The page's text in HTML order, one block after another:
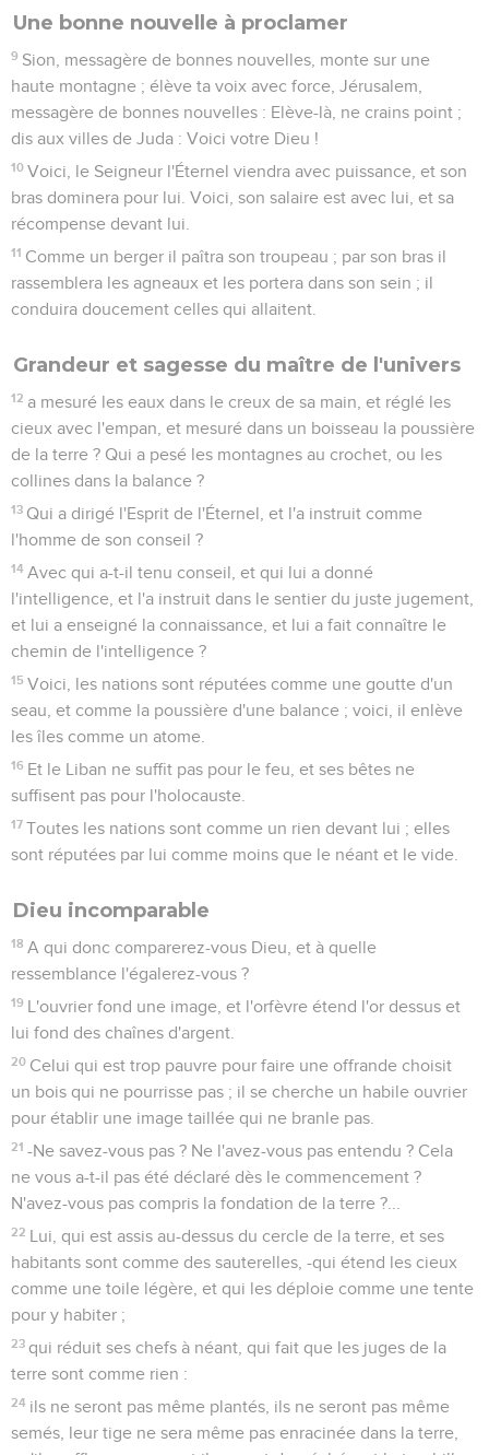
Une bonne nouvelle à proclamer
9 Sion, messagère de bonnes nouvelles, monte sur une
haute montagne ; élève ta voix avec force, Jérusalem,
messagère de bonnes nouvelles : Elève-là, ne crains point ;
dis aux villes de Juda : Voici votre Dieu !
10 Voici, le Seigneur l'Éternel viendra avec puissance, et son
bras dominera pour lui. Voici, son salaire est avec lui, et sa
récompense devant lui.
11 Comme un berger il paîtra son troupeau ; par son bras il
rassemblera les agneaux et les portera dans son sein ; il
conduira doucement celles qui allaitent.
Grandeur et sagesse du maître de l'univers
12 a mesuré les eaux dans le creux de sa main, et réglé les
cieux avec l'empan, et mesuré dans un boisseau la poussière
de la terre ? Qui a pesé les montagnes au crochet, ou les
collines dans la balance ?
13 Qui a dirigé l'Esprit de l'Éternel, et l'a instruit comme
l'homme de son conseil ?
14 Avec qui a-t-il tenu conseil, et qui lui a donné
l'intelligence, et l'a instruit dans le sentier du juste jugement,
et lui a enseigné la connaissance, et lui a fait connaître le
chemin de l'intelligence ?
15 Voici, les nations sont réputées comme une goutte d'un
seau, et comme la poussière d'une balance ; voici, il enlève
les îles comme un atome.
16 Et le Liban ne suffit pas pour le feu, et ses bêtes ne
suffisent pas pour l'holocauste.
17 Toutes les nations sont comme un rien devant lui ; elles
sont réputées par lui comme moins que le néant et le vide.
Dieu incomparable
18 A qui donc comparerez-vous Dieu, et à quelle
ressemblance l'égalerez-vous ?
19 L'ouvrier fond une image, et l'orfèvre étend l'or dessus et
lui fond des chaînes d'argent.
20 Celui qui est trop pauvre pour faire une offrande choisit
un bois qui ne pourrisse pas ; il se cherche un habile ouvrier
pour établir une image taillée qui ne branle pas.
21 -Ne savez-vous pas ? Ne l'avez-vous pas entendu ? Cela
ne vous a-t-il pas été déclaré dès le commencement ?
N'avez-vous pas compris la fondation de la terre ?...
22 Lui, qui est assis au-dessus du cercle de la terre, et ses
habitants sont comme des sauterelles, -qui étend les cieux
comme une toile légère, et qui les déploie comme une tente
pour y habiter ;
23 qui réduit ses chefs à néant, qui fait que les juges de la
terre sont comme rien :
24 ils ne seront pas même plantés, ils ne seront pas même
semés, leur tige ne sera même pas enracinée dans la terre,